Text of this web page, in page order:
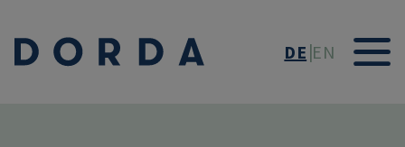
DE EN